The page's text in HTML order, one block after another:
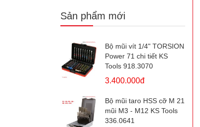
Sản phẩm mới
Bộ mũi vít 1/4" TORSION
Power 71 chi tiết KS
Tools 918.3070
3.400.000đ
Bộ mũi taro HSS cỡ M 21
mũi M3 - M12 KS Tools
336.0641